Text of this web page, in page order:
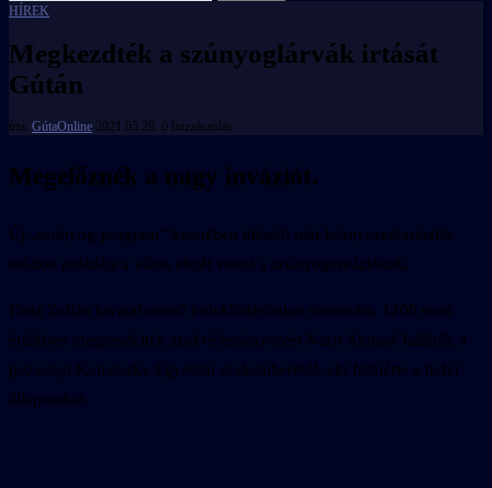
HÍREK
Megkezdték a szúnyoglárvák irtását
Gútán
írta: GútaOnline 2021.05.28. 0 hozzászólás
Megelőznék a nagy inváziót.
Új „szúnyog-program” keretében idéntől már környezetbarátabb
módon próbálja a város elejét venni a szúnyoginváziónak.
Finta Zoltán hivatalvezető érdeklődésünkre elmondta, 1200 euró
értékben megrendeltek szakvéleményezést Nasir Ahmad Jalilitől, a
pozsonyi Komensky Egyetem szakemberétől, aki felmérte a helyi
állapotokat.